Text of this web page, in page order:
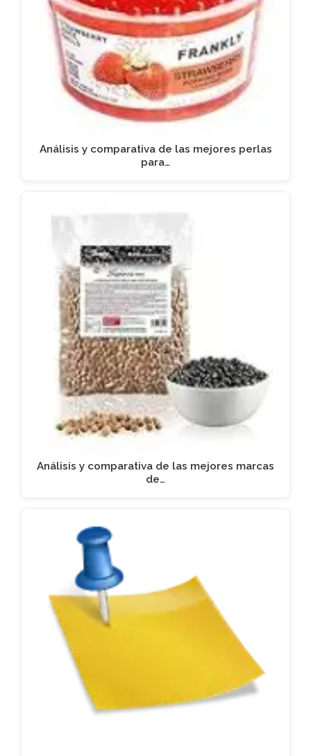
Análisis y comparativa de las mejores perlas
para…
Análisis y comparativa de las mejores marcas
de…